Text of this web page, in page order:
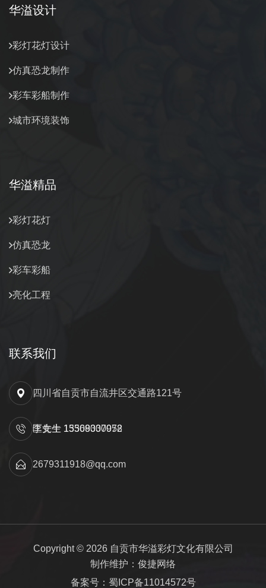
华溢设计
彩灯花灯设计
仿真恐龙制作
彩车彩船制作
城市环境装饰
华溢精品
彩灯花灯
仿真恐龙
彩车彩船
亮化工程
联系我们
四川省自贡市自流井区交通路121号
匡先生 15309000052
李女士 13568337978
2679311918@qq.com
Copyright © 2026 自贡市华溢彩灯文化有限公司
制作维护：俊捷网络
备案号：蜀ICP备11014572号